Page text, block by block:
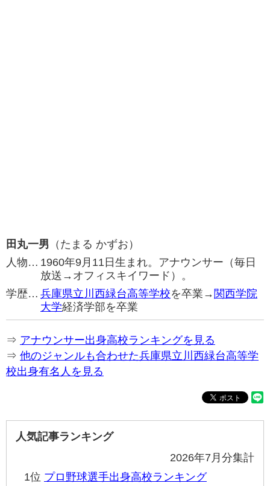
田丸一男 （たまる かずお）
人物… 1960年9月11日生まれ。アナウンサー（毎日
放送→オフィスキイワード）。
学歴… 兵庫県立川西緑台高等学校を卒業→ 関西学院
大学経済学部を卒業
⇒ アナウンサー出身高校ランキングを見る
⇒ 他のジャンルも合わせた兵庫県立川西緑台高等学
校出身有名人を見る
人気記事ランキング
2026年7月分集計
1位 プロ野球選手出身高校ランキング